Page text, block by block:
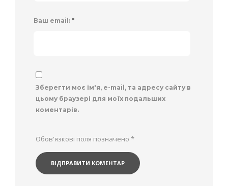
Ваш email: *
Зберегти моє ім'я, e-mail, та адресу сайту в
цьому браузері для моїх подальших
коментарів.
Обов'язкові поля позначено *